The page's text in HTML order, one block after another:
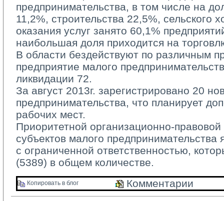
предпринимательства, в том числе на
11,2%, строительства 22,5%, сельского
оказания услуг занято 60,1%
наибольшая доля приходится на
В области бездействуют по различным
предприятие малого
ликвидации 72.
За август 2013г. зарегистрировано 20
предпринимательства, что планирует
рабочих мест.
Приоритетной организационно-
субъектов малого предпринимательства
с ограниченной ответственностью,
(5389) в общем количестве.
Копировать в блог Комментарии